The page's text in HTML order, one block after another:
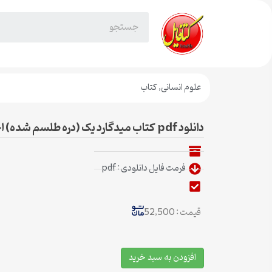
علوم انسانی,کتاب
دانلود pdf کتاب میدگارد یک (دره طلسم شده) احمدرضا صالحی
فرمت فایل دانلودی : pdf
قیمت : 52,500
افزودن به سبد خرید